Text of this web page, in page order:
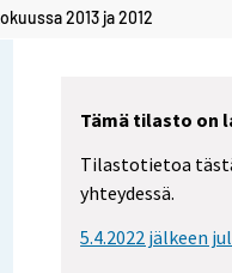
2013 ja 2012
Tämä tilasto on
Tilastotietoa
yhteydessä.
5.4.2022 jälkeen